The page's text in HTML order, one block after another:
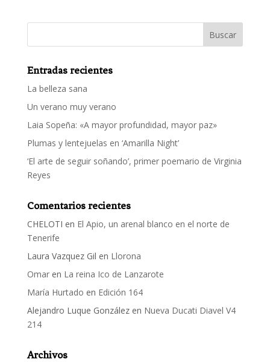
Entradas recientes
La belleza sana
Un verano muy verano
Laia Sopeña: «A mayor profundidad, mayor paz»
Plumas y lentejuelas en ‘Amarilla Night’
‘El arte de seguir soñando’, primer poemario de Virginia
Reyes
Comentarios recientes
CHELOTI en El Apio, un arenal blanco en el norte de
Tenerife
Laura Vazquez Gil en Llorona
Omaren La reina Ico de Lanzarote
María Hurtado en Edición 164
Alejandro Luque Gonzálezen Nueva Ducati Diavel V4
214
Archivos